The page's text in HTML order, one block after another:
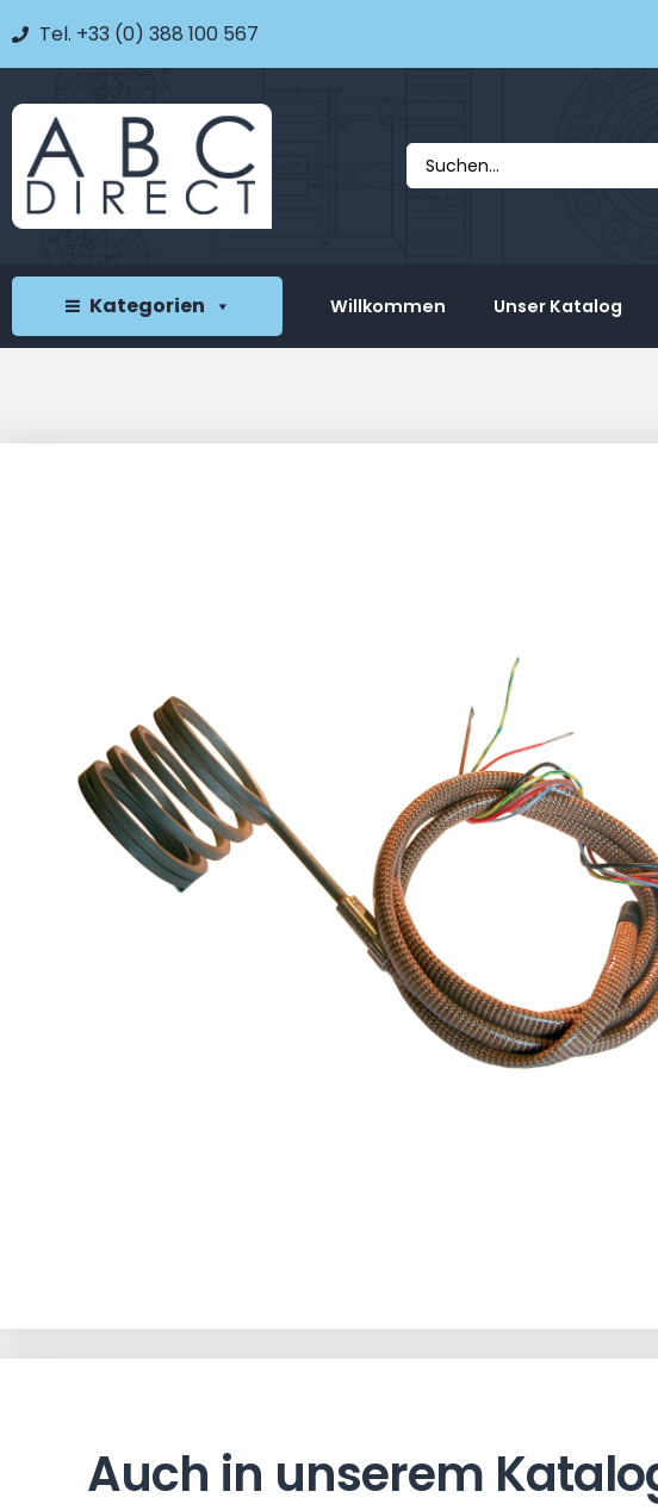
Tel. +33 (0) 388 100 567
Kategorien Willkommen Unser Katalog
Auch in unserem